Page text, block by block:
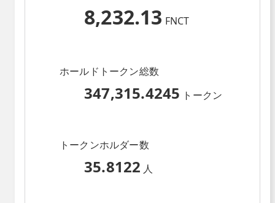
8,232.13 FNCT
ホールドトークン総数
347,315.4245 トークン
トークンホルダー数
35.8122 人